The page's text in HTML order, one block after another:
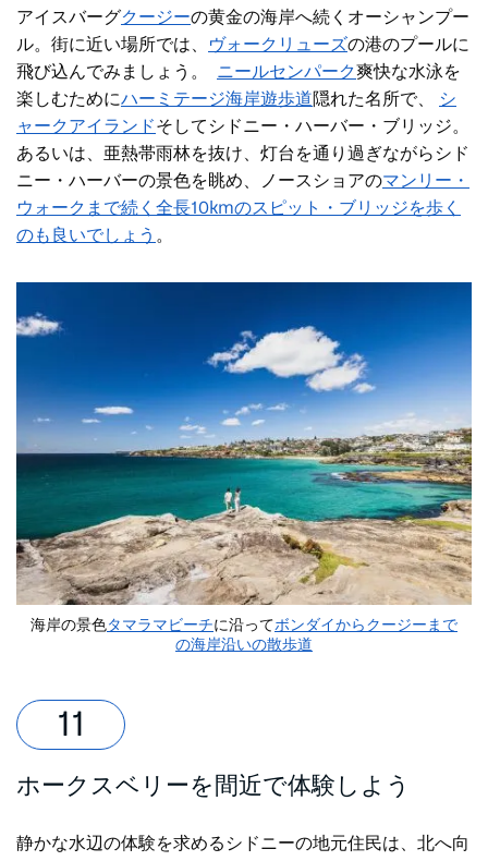
アイスバーグクージーの黄金の海岸へ続くオーシャンプー
ル。街に近い場所では、 ヴォークリューズの港のプールに
飛び込んでみましょう。
ニールセンパーク爽快な水泳を
楽しむためにハーミテージ海岸遊歩道隠れた名所で、
シ
ャークアイランドそしてシドニー・ハーバー・ブリッジ。
あるいは、亜熱帯雨林を抜け、灯台を通り過ぎながらシド
ニー・ハーバーの景色を眺め、
ノースショアのマンリー・
ウォークまで続く全長10kmのスピット・ブリッジを歩く
のも良いでしょう 。
海岸の景色タマラマビーチに沿ってボンダイからクージーまで
の海岸沿いの散歩道
ホークスベリーを間近で体験しよう
静かな水辺の体験を求めるシドニーの地元住民は、北へ向